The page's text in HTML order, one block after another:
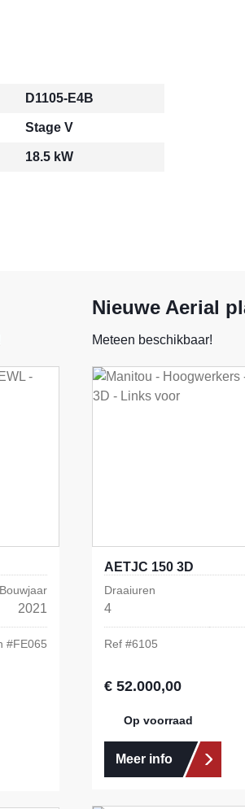
D1105-E4B
Stage V
18.5 kW
Bouwjaar
2021
#FE065
Nieuwe Aerial
Meteen beschikbaar!
AETJC 150 3D
Draaiuren
4
Ref #6105
Normale prijs:
€ 52.000,00
Op voorraad
Meer info